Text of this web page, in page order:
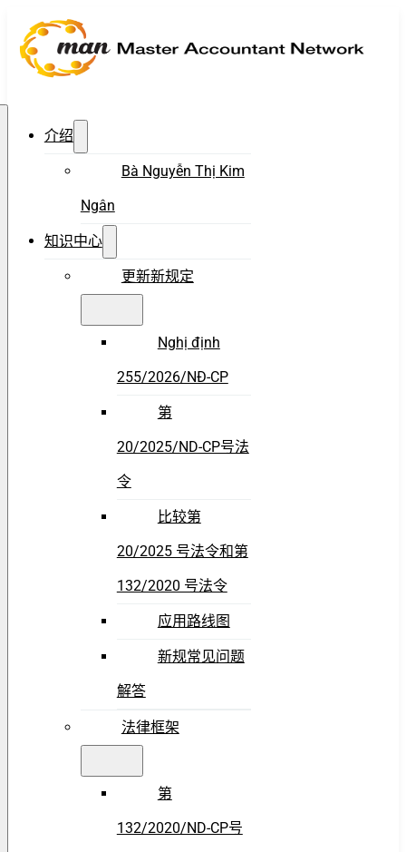
介绍
Bà Nguyễn Thị Kim
Ngân
知识中心
更新新规定
Nghị định
255/2026/NĐ-CP
第
20/2025/ND-CP号法
令
比较第
20/2025 号法令和第
132/2020 号法令
应用路线图
新规常见问题
解答
法律框架
第
132/2020/ND-CP号